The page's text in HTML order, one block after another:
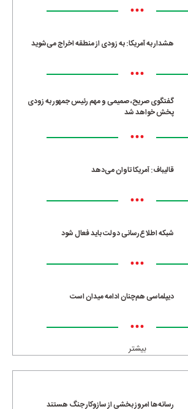
•••
هشدار به آمریکا: به زودی از منطقه اخراج می‌شوید
•••
گفتگوی صریح، صمیمی و مهم رئیس جمهور به زودی
پخش خواهد شد
•••
قالیباف: آمریکا تاوان می‌دهد
•••
شبکه اطلاع‌رسانی دولت باید فعال شود
•••
دیپلماسی هم‌چنان ادامه میدان است
•••
بیشتر
رسانه‌ها امروز بخشی از سازوکار جنگ هستند